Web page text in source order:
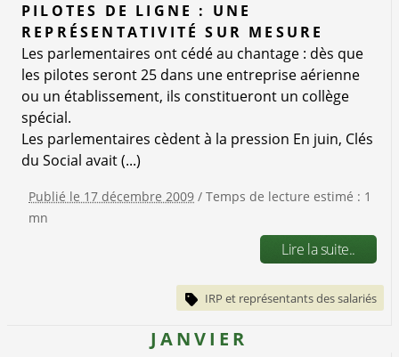
PILOTES DE LIGNE : UNE
REPRÉSENTATIVITÉ SUR MESURE
Les parlementaires ont cédé au chantage : dès que
les pilotes seront 25 dans une entreprise aérienne
ou un établissement, ils constitueront un collège
spécial.
Les parlementaires cèdent à la pression En juin, Clés
du Social avait (...)
Publié le 17 décembre 2009 / Temps de lecture estimé : 1
mn
Lire la suite..
IRP et représentants des salariés
JANVIER